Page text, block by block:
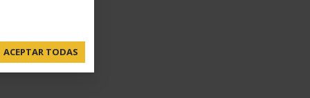
ACEPTAR TODAS